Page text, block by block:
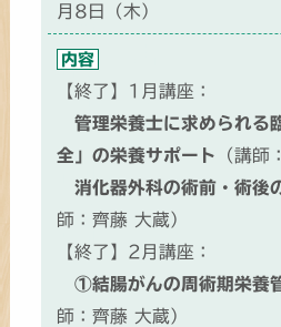
月8日（木）
内容
【終了】1月講座：
管理栄養士に求められる
全」の栄養サポート
（講師
消化器外科の術前・術後
師：齊藤 大蔵）
【終了】2月講座：
①結腸がんの周術期栄養
師：齊藤 大蔵）